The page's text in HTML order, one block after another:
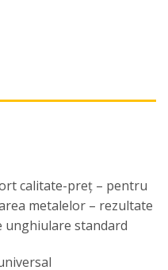
calitate-preț – pentru
metalelor – rezultate
unghiulare standard